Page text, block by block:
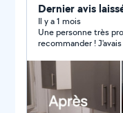
Dernier avis
Il y a 1 mois
Une personne très
recommander ! J'avais une armoire 5 portes, j'avais besoin de la
grand merci à lui